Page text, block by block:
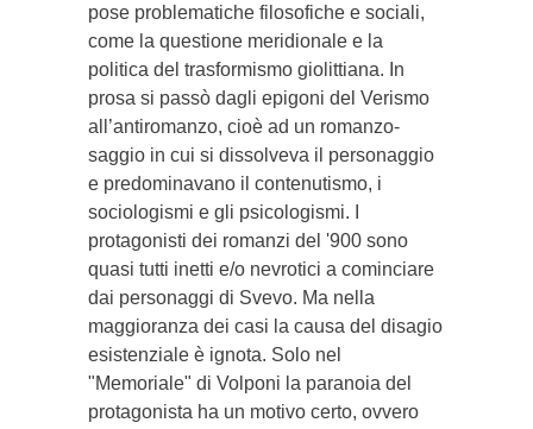
pose problematiche filosofiche e sociali,
come la questione meridionale e la
politica del trasformismo giolittiana. In
prosa si passò dagli epigoni del Verismo
all’antiromanzo, cioè ad un romanzo-
saggio in cui si dissolveva il personaggio
e predominavano il contenutismo, i
sociologismi e gli psicologismi. I
protagonisti dei romanzi del '900 sono
quasi tutti inetti e/o nevrotici a cominciare
dai personaggi di Svevo. Ma nella
maggioranza dei casi la causa del disagio
esistenziale è ignota. Solo nel
"Memoriale" di Volponi la paranoia del
protagonista ha un motivo certo, ovvero